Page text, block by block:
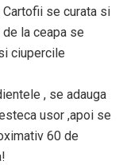
se curata si
la ceapa se
ciupercile
, se adauga
usor ,apoi se
60 de